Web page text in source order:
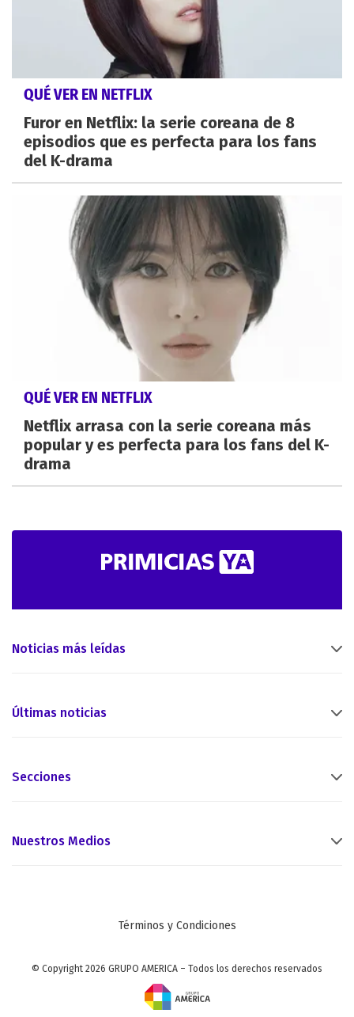
QUÉ VER EN NETFLIX
Furor en Netflix: la serie coreana de 8
episodios que es perfecta para los fans
del K-drama
QUÉ VER EN NETFLIX
Netflix arrasa con la serie coreana más
popular y es perfecta para los fans del K-
drama
Noticias más leídas
Últimas noticias
Secciones
Nuestros Medios
Términos y Condiciones
© Copyright 2026 GRUPO AMERICA – Todos los derechos reservados